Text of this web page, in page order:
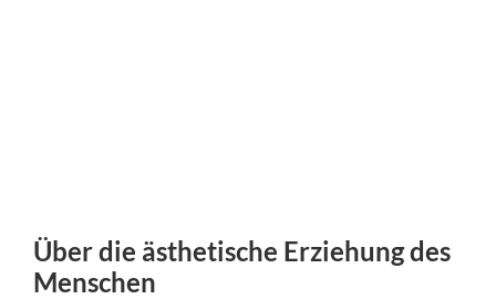
Über die ästhetische Erziehung des
Menschen